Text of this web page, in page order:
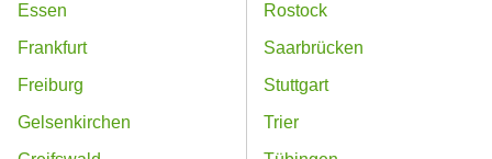
Essen
Frankfurt
Freiburg
Gelsenkirchen
Rostock
Saarbrücken
Stuttgart
Trier